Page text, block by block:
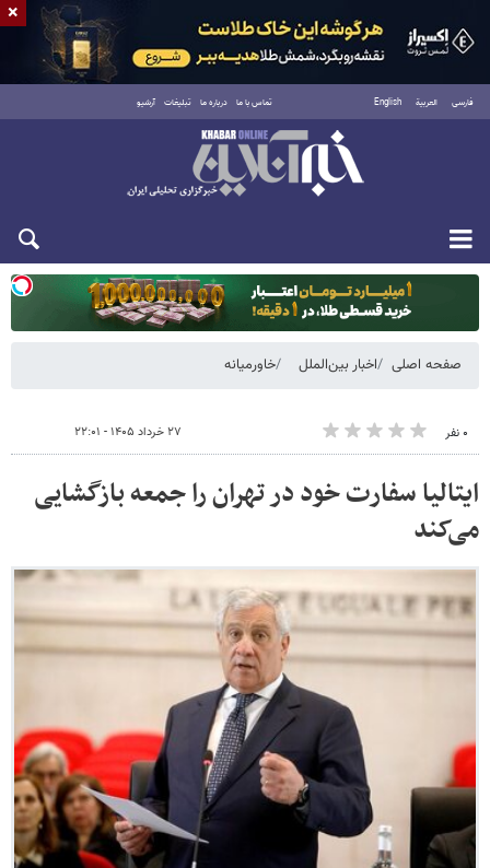
فارسی العربية English تماس با ما درباره ما تبلیغات آرشیو
یکشنبه ۱۸ مرداد ۱۴۰۵
صفحه اصلی اخبار بین‌الملل خاورمیانه
۰ نفر ۲۷ خرداد ۱۴۰۵ - ۲۲:۰۱
ایتالیا سفارت خود در تهران را جمعه بازگشایی
می‌کند
×